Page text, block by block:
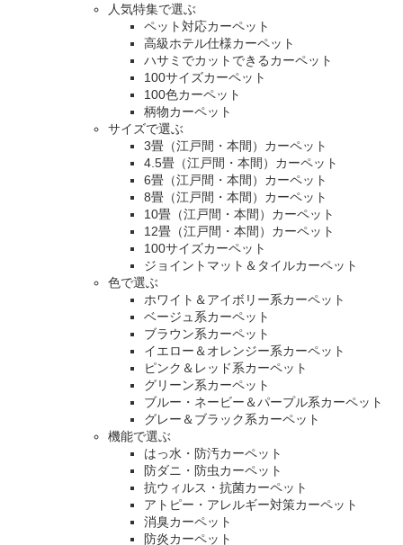
人気特集で選ぶ
ペット対応カーペット
高級ホテル仕様カーペット
ハサミでカットできるカーペット
100サイズカーペット
100色カーペット
柄物カーペット
サイズで選ぶ
3畳（江戸間・本間）カーペット
4.5畳（江戸間・本間）カーペット
6畳（江戸間・本間）カーペット
8畳（江戸間・本間）カーペット
10畳（江戸間・本間）カーペット
12畳（江戸間・本間）カーペット
100サイズカーペット
ジョイントマット＆タイルカーペット
色で選ぶ
ホワイト＆アイボリー系カーペット
ベージュ系カーペット
ブラウン系カーペット
イエロー＆オレンジー系カーペット
ピンク＆レッド系カーペット
グリーン系カーペット
ブルー・ネービー＆パープル系カーペット
グレー＆ブラック系カーペット
機能で選ぶ
はっ水・防汚カーペット
防ダニ・防虫カーペット
抗ウィルス・抗菌カーペット
アトピー・アレルギー対策カーペット
消臭カーペット
防炎カーペット